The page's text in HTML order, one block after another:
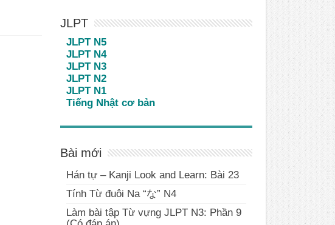
JLPT
JLPT N5
JLPT N4
JLPT N3
JLPT N2
JLPT N1
Tiếng Nhật cơ bản
Bài mới
Hán tự – Kanji Look and Learn: Bài 23
Tính Từ đuôi Na “な” N4
Làm bài tập Từ vựng JLPT N3: Phần 9